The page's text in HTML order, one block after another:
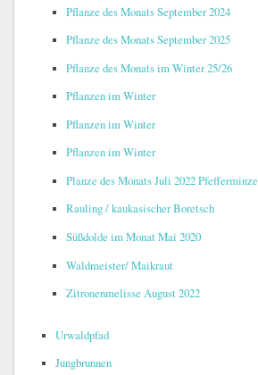
Pflanze des Monats September 2024
Pflanze des Monats September 2025
Pflanze des Monats im Winter 25/26
Pflanzen im Winter
Pflanzen im Winter
Pflanzen im Winter
Planze des Monats Juli 2022 Pfefferminze
Rauling / kaukasischer Boretsch
Süßdolde im Monat Mai 2020
Waldmeister/ Maikraut
Zitronenmelisse August 2022
Urwaldpfad
Jungbrunnen